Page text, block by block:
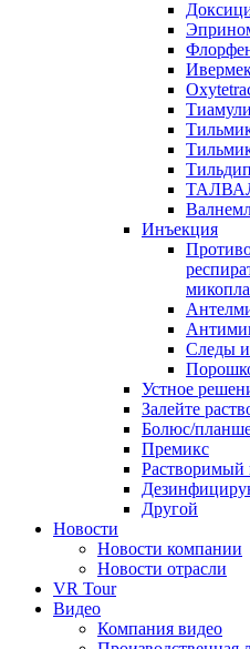
Инъекция
Следы
Устное
Залейте
Болюс/
Премикс
Растворимый
Другой
Новости
Новости компании
Новости отрасли
VR Tour
Видео
Компания видео